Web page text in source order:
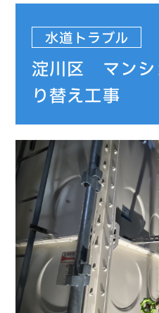
淀川区 マンシ
り替え工事
水道トラブル